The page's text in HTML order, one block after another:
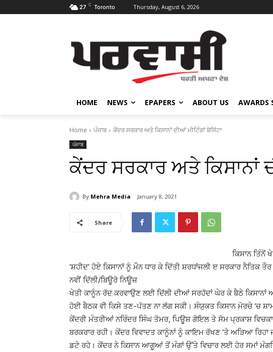
27 C Toronto Thursday, August 6, 2026
HOME NEWS EPAPERS ABOUT US AWARDS
Home ਪੰਜਾਬ ਕੇਂਦਰ ਸਰਕਾਰ ਅਤੇ ਕਿਸਾਨਾਂ ਦੀਆਂ ਮੀਟਿੰਗਾਂ ਬੇਸਿੱਟਾ
ਪੰਜਾਬ
ਕੇਂਦਰ ਸਰਕਾਰ ਅਤੇ ਕਿਸਾਨਾਂ
By Mehra Media January 8, 2021
Share
ਕਿਸਾਨ ਤਿੰਨੋਂ
‘ਸ਼ਹੀਦ’ ਹੋਏ ਕਿਸਾਨਾਂ ਨੂੰ ਮੌਨ ਧਾਰ ਕੇ ਦਿੱਤੀ ਸ਼ਰਧਾਂਜਲੀ ੲ ਸਰਕਾਰ ਨੈਤਿਕ
ਨਵੀਂ ਦਿੱਲੀ/ਬਿਊਰੋ ਨਿਊਜ਼
ਖੇਤੀ ਕਾਨੂੰਨ ਰੱਦ ਕਰਵਾਉਣ ਲਈ ਦਿੱਲੀ ਦੀਆਂ ਸਰਹੱਦਾਂ ਘੇਰ ਕੇ ਬੈਠੇ ਕਿਸਾਨਾਂ
ਹੋਈ ਬੈਠਕ ਵੀ ਕਿਸੇ ਤਣ-ਪੱਤਣ ਨਾ ਲੱਗ ਸਕੀ। ਸੰਯੁਕਤ ਕਿਸਾਨ ਮੋਰਚੇ ‘ਚ
ਕੇਂਦਰੀ ਮੰਤਰੀਆਂ ਨਰਿੰਦਰ ਸਿੰਘ ਤੋਮਰ, ਪਿਊਸ਼ ਗੋਇਲ ਤੇ ਸੋਮ ਪ੍ਰਕਾਸ਼
ਬਰਕਰਾਰ ਰਹੀ। ਕੇਂਦਰ ਵਿਵਾਦਤ ਕਾਨੂੰਨਾਂ ਨੂੰ ਕਾਇਮ ਰੱਖਣ ‘ਤੇ ਅੜਿਆ
ਡਟੇ ਰਹੇ। ਕੇਂਦਰ ਨੇ ਕਿਸਾਨ ਆਗੂਆਂ ਤੋਂ ਮੰਗਾਂ ਉੱਤੇ ਵਿਚਾਰ ਲਈ ਹੋਰ ਸਮਾਂ